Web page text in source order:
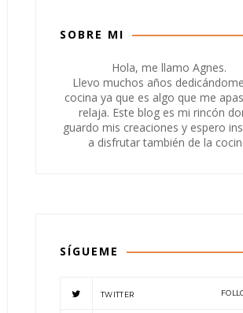
SOBRE MI
Hola, me llamo Agnes.
Llevo muchos años
cocina ya que es algo que me
relaja. Este blog es mi rincón
guardo mis creaciones y espero
a disfrutar también de la
SÍGUEME
TWITTER